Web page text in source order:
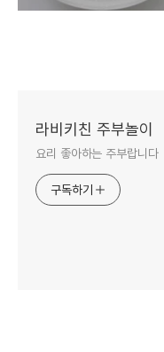
라비키친 주부놀이
요리 좋아하는 주부랍니다
구독하기